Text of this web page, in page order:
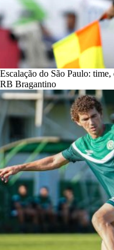
Escalação do São Paulo:
RB Bragantino